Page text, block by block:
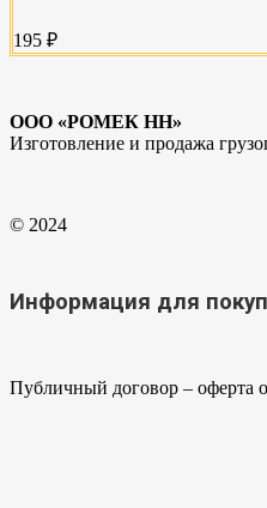
195 ₽
ООО «РОМЕК НН»
Изготовление и продажа
© 2024
Информация для
Публичный договор – оферта